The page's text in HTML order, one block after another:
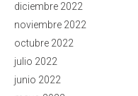
diciembre 2022
noviembre 2022
octubre 2022
julio 2022
junio 2022